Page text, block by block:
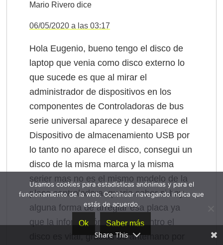
Mario Rivero dice
06/05/2020 a las 03:17
Hola Eugenio, bueno tengo el disco de
laptop que venia como disco externo lo
que sucede es que al mirar el
administrador de dispositivos en los
componentes de Controladoras de bus
serie universal aparece y desaparece el
Dispositivo de almacenamiento USB por
lo tanto no aparece el disco, consegui un
disco de la misma marca y la misma
serier mas no es el mismo modelo de la
placa controladora, queria saber si hay
alguna forma de arreglar esa placa ya
que la información que hay dentro el
disco es vital, gracias de antemano por
Share This
Usamos cookies para estadísticas anónimas y para el
funcionamiento de la web. Continuar navegando indica que
estás de acuerdo.
Ok Saber más